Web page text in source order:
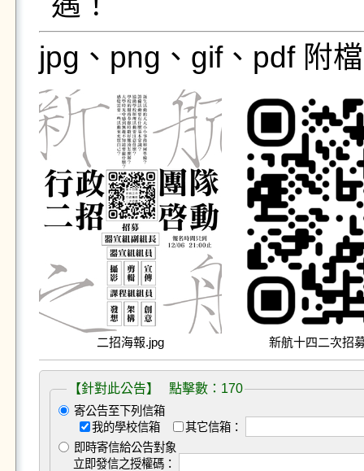
jpg、png、gif、pdf 附
二招海報.jpg 新航十四二次招
【針對此公告】 點擊數：170
寄公告至下列信箱
我的學校信箱
其它信箱：
即時寄信給公告對象
立即發信之授權碼：